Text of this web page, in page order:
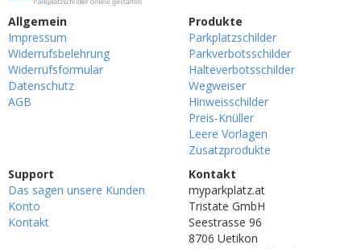
Allgemein
Impressum
Widerrufsbelehrung
Widerrufsformular
Datenschutz
AGB
Produkte
Parkplatzschilder
Parkverbotsschilder
Halteverbotsschilder
Wegweiser
Hinweisschilder
Preis-Knüller
Leere Vorlagen
Zusatzprodukte
Support
Das sagen unsere Kunden
Konto
Kontakt
Kontakt
myparkplatz.at
Tristate GmbH
Seestrasse 96
8706 Uetikon